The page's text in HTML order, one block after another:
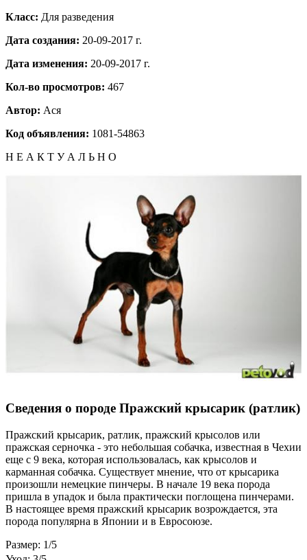
Класс: Для разведения
Дата создания: 20-09-2017 г.
Дата изменения: 20-09-2017 г.
Кол-во просмотров: 467
Автор: Ася
Код объявления: 1081-54863
Н Е А К Т У А Л Ь Н О
Сведения о породе Пражский крысарик (ратлик)
Пражский крысарик, ратлик, пражский крысолов или
пражская серночка - это небольшая собачка, известная в Чехии
еще с 9 века, которая использовалась, как крысолов и
карманная собачка. Существует мнение, что от крысарика
произошли немецкие пинчеры. В начале 19 века порода
пришла в упадок и была практически поглощена пинчерами.
В настоящее время пражский крысарик возрождается, эта
порода популярна в Японии и в Евросоюзе.
Размер: 1/5